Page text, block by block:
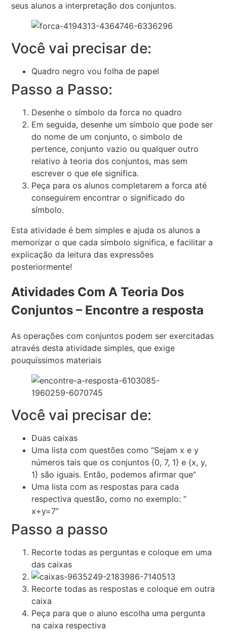
seus alunos a interpretação dos conjuntos.
Você vai precisar de:
Quadro negro vou folha de papel
Passo a Passo:
Desenhe o símbolo da forca no quadro
Em seguida, desenhe um símbolo que pode ser
do nome de um conjunto, o simbolo de
pertence, conjunto vazio ou qualquer outro
relativo à teoria dos conjuntos, mas sem
escrever o que ele significa.
Peça para os alunos completarem a forca até
conseguirem encontrar o significado do
símbolo.
Esta atividade é bem simples e ajuda os alunos a
memorizar o que cada símbolo significa, e facilitar a
explicação da leitura das expressões
posteriormente!
Atividades Com A Teoria Dos
Conjuntos – Encontre a resposta
As operações com conjuntos podem ser exercitadas
através desta atividade simples, que exige
pouquíssimos materiais
Você vai precisar de:
Duas caixas
Uma lista com questões como “Sejam x e y
números tais que os conjuntos {0, 7, 1} e {x, y,
1} são iguais. Então, podemos afirmar que”
Uma lista com as respostas para cada
respectiva questão, como no exemplo: ”
x+y=7”
Passo a passo
Recorte todas as perguntas e coloque em uma
das caixas
Recorte todas as respostas e coloque em outra
caixa
Peça para que o aluno escolha uma pergunta
na caixa respectiva